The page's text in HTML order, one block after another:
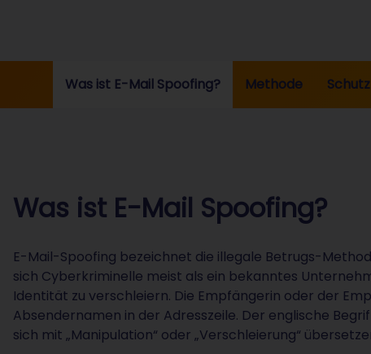
Was ist E-Mail Spoofing? Methode Schutz
Was ist E-Mail Spoofing?
E-Mail-Spoofing bezeichnet die illegale Betrugs-
sich Cyberkriminelle meist als ein bekanntes
Identität zu verschleiern. Die Empfängerin oder der
Absendernamen in der Adresszeile. Der englische
sich mit „Manipulation“ oder „Verschleierung“